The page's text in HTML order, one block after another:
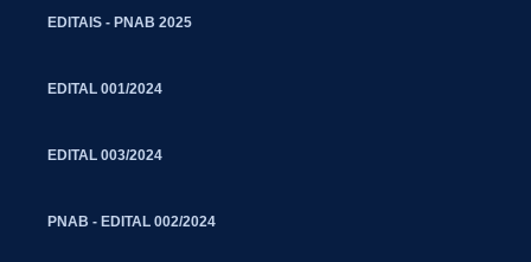
EDITAIS - PNAB 2025
EDITAL 001/2024
EDITAL 003/2024
PNAB - EDITAL 002/2024